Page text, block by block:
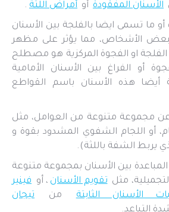
الأسنان المفقودة أو أمراض اللثة .
ما تسمى ايضا بالفلجة بين الأسنان
الأشخاص، مما يؤثر على مظهر
او الفجوة المركزية هو مصطلح
أو الفراغ بين الأسنان الأمامية
أيضا هذه الأسنان باسم القواطع
مجموعة متنوعة من العوامل، مثل
أو اللجام الشفوي المشدود بقوة و
يربط الشفة باللثة).
بين الأسنان بمجموعة متنوعة
مثل تقويم الأسنان ، أو فينير
الأسنان الثابتة من
تيجان
التباعد.